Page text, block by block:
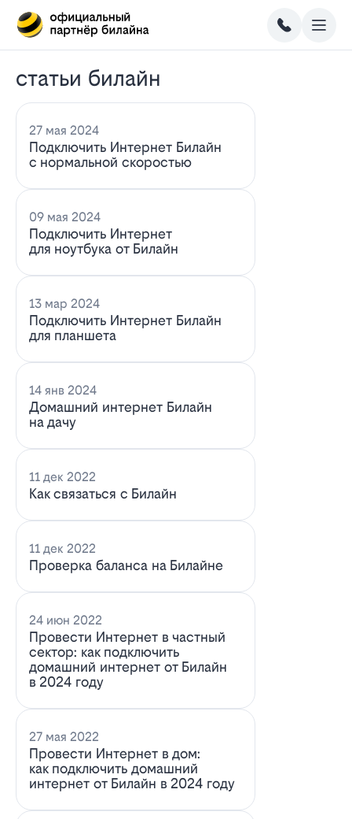
статьи билайн
27 мая 2024
Подключить Интернет Билайн
с нормальной скоростью
09 мая 2024
Подключить Интернет
для ноутбука от Билайн
13 мар 2024
Подключить Интернет Билайн
для планшета
14 янв 2024
Домашний интернет Билайн
на дачу
11 дек 2022
Как связаться с Билайн
11 дек 2022
Проверка баланса на Билайне
24 июн 2022
Провести Интернет в частный
сектор: как подключить
домашний интернет от Билайн
в 2024 году
27 мая 2022
Провести Интернет в дом:
как подключить домашний
интернет от Билайн в 2024 году